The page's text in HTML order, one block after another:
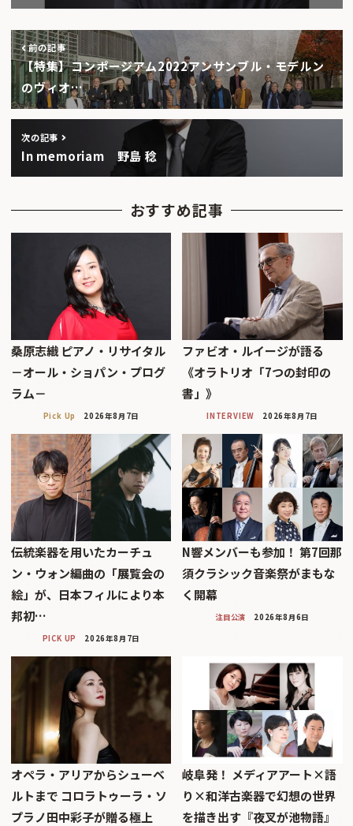
前の記事
【特集】コンポージアム2022アンサンブル・モデルン
のヴィオ…
次の記事
In memoriam 野島 稔
おすすめ記事
桑原志織 ピアノ・リサイタル
－オール・ショパン・プログ
ラム－
Pick Up 2026年8月7日
ファビオ・ルイージが語る
《オラトリオ「7つの封印の
書」》
INTERVIEW 2026年8月7日
伝統楽器を用いたカーチュ
ン・ウォン編曲の「展覧会の
絵」が、日本フィルにより本
邦初…
PICK UP 2026年8月7日
N響メンバーも参加！ 第7回那
須クラシック音楽祭がまもな
く開幕
注目公演 2026年8月6日
オペラ・アリアからシューベ
ルトまで コロラトゥーラ・ソ
プラノ田中彩子が贈る極上
岐阜発！ メディアアート×語
り×和洋古楽器で幻想の世界
を描き出す『夜叉が池物語』